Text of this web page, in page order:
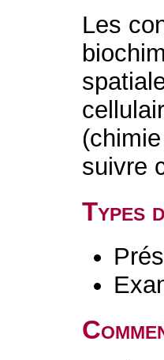
Les
suivre
Types